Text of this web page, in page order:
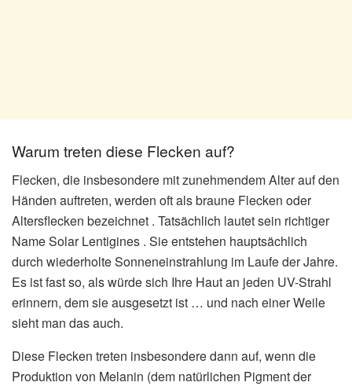
Warum treten diese Flecken auf?
Flecken, die insbesondere mit zunehmendem Alter auf den
Händen auftreten, werden oft als braune Flecken oder
Altersflecken bezeichnet . Tatsächlich lautet sein richtiger
Name Solar Lentigines . Sie entstehen hauptsächlich
durch wiederholte Sonneneinstrahlung im Laufe der Jahre.
Es ist fast so, als würde sich Ihre Haut an jeden UV-Strahl
erinnern, dem sie ausgesetzt ist … und nach einer Weile
sieht man das auch.
Diese Flecken treten insbesondere dann auf, wenn die
Produktion von Melanin (dem natürlichen Pigment der